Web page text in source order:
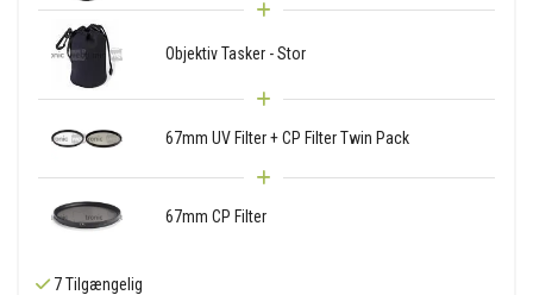
Objektiv Tasker - Stor
67mm UV Filter + CP Filter Twin Pack
67mm CP Filter
7 Tilgængelig